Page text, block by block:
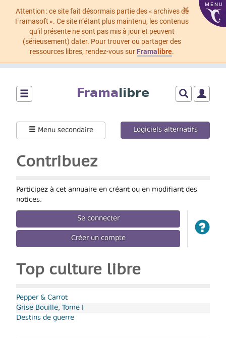
×
Attention : ce site fait désormais partie des « archives de
Framasoft ». Ce site n’étant plus maintenu, les contenus
qu’il présente ne sont pas mis à jour et peuvent
(sérieusement) dater. Pour trouver ou partager des
ressources libres, rendez-vous sur Frama libre.
MENU
contenu
principal
Framalibre
menu
menu
formulaire
Menu secondaire Logiciels alternatifs
Contribuez
Participez à cet annuaire en créant ou en modifiant des
notices.
Se connecter
Créer un compte
Top culture libre
Pepper & Carrot
Grise Bouille, Tome I
Destins de guerre